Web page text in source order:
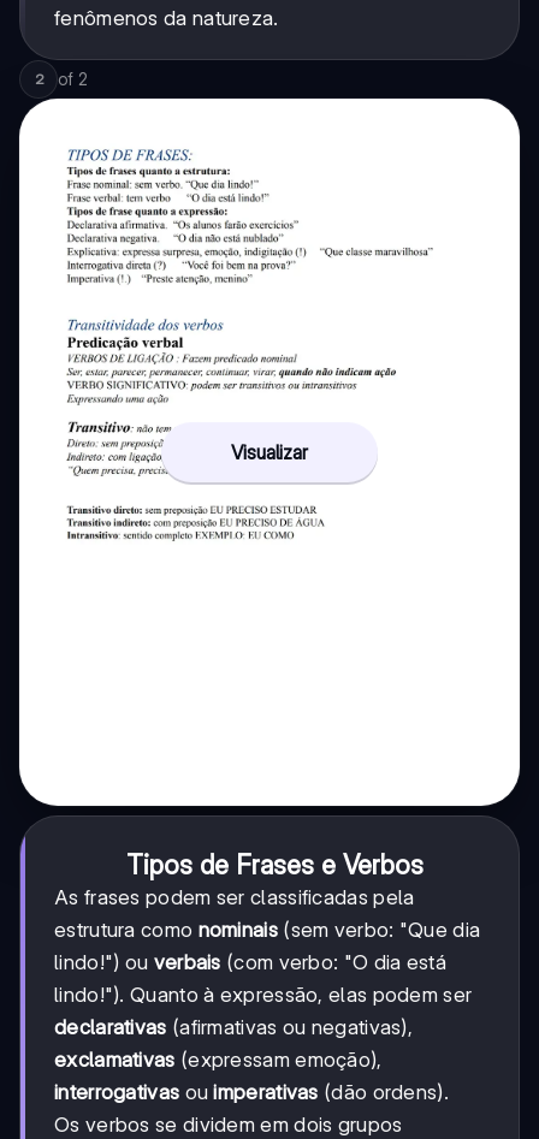
fenômenos da natureza.
2 of 2
Visualizar
Tipos de Frases e Verbos
As frases podem ser classificadas pela
estrutura como nominais(sem verbo: "Que dia
lindo!") ou verbais (com verbo: "O dia está
lindo!"). Quanto à expressão, elas podem ser
declarativas (afirmativas ou negativas),
exclamativas (expressam emoção),
interrogativas ouimperativas (dão ordens).
Os verbos se dividem em dois grupos